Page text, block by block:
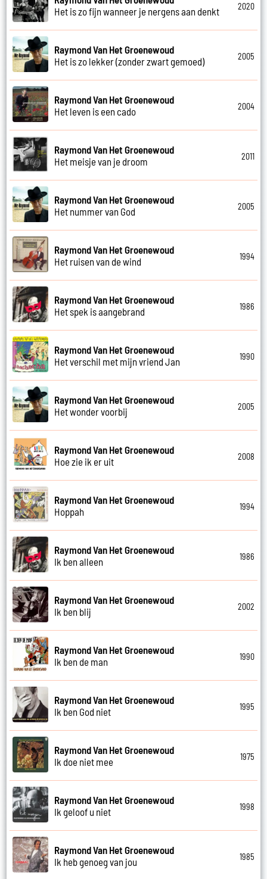
Het is zo fijn wanneer je nergens aan denkt
2020
Raymond Van Het Groenewoud
Het is zo lekker (zonder zwart gemoed)
2005
Raymond Van Het Groenewoud
Het leven is een cado
2004
Raymond Van Het Groenewoud
Het meisje van je droom
2011
Raymond Van Het Groenewoud
Het nummer van God
2005
Raymond Van Het Groenewoud
Het ruisen van de wind
1994
Raymond Van Het Groenewoud
Het spek is aangebrand
1986
Raymond Van Het Groenewoud
Het verschil met mijn vriend Jan
1990
Raymond Van Het Groenewoud
Het wonder voorbij
2005
Raymond Van Het Groenewoud
Hoe zie ik er uit
2008
Raymond Van Het Groenewoud
Hoppah
1994
Raymond Van Het Groenewoud
Ik ben alleen
1986
Raymond Van Het Groenewoud
Ik ben blij
2002
Raymond Van Het Groenewoud
Ik ben de man
1990
Raymond Van Het Groenewoud
Ik ben God niet
1995
Raymond Van Het Groenewoud
Ik doe niet mee
1975
Raymond Van Het Groenewoud
Ik geloof u niet
1998
Raymond Van Het Groenewoud
Ik heb genoeg van jou
1985